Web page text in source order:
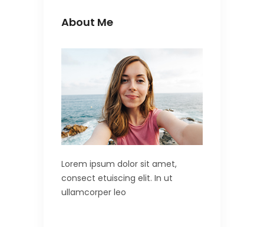
About Me
Lorem ipsum dolor sit amet,
consect etuiscing elit. In ut
ullamcorper leo